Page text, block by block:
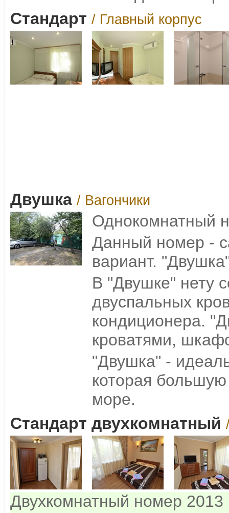
Стандарт / Главный корпус
Двушка / Вагончики
Однокомнатный
Данный номер -
вариант.
В "Двушке" нету
двуспальных
кондиционера.
кроватями,
"Двушка" -
которая большую
море.
Стандарт двухкомнатный
Двухкомнатный номер